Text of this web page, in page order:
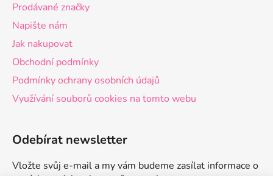
Prodávané značky
Napište nám
Jak nakupovat
Obchodní podmínky
Podmínky ochrany osobních údajů
Využívání souborů cookies na tomto webu
Odebírat newsletter
Vložte svůj e-mail a my vám budeme zasílat informace o